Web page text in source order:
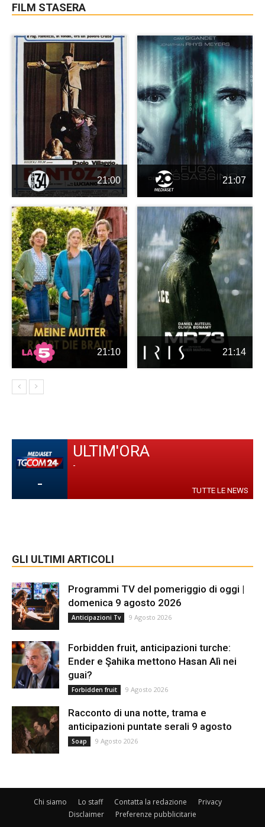
FILM STASERA
21:00 21:07
21:10 21:14
-
ULTIM'ORA
-
TUTTE LE NEWS
GLI ULTIMI ARTICOLI
Programmi TV del pomeriggio di oggi |
domenica 9 agosto 2026
Anticipazioni Tv 9 Agosto 2026
Forbidden fruit, anticipazioni turche:
Ender e Şahika mettono Hasan Alì nei
guai?
Forbidden fruit 9 Agosto 2026
Racconto di una notte, trama e
anticipazioni puntate serali 9 agosto
Soap 9 Agosto 2026
Chi siamo Lo staff Contatta la redazione
Privacy
Disclaimer
Preferenze pubblicitarie